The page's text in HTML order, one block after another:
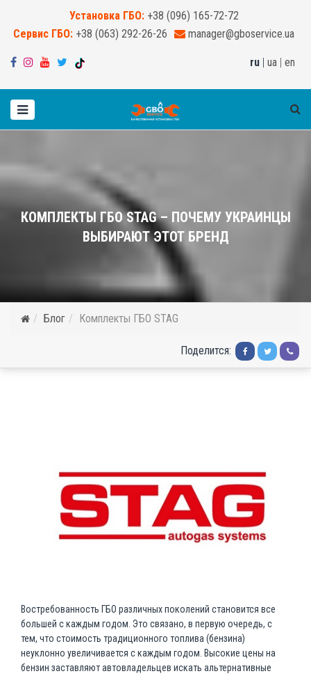
Установка ГБО: +38 (096) 165-72-72
Сервис ГБО: +38 (063) 292-26-26 manager@gboservice.ua
ru | ua | en
КОМПЛЕКТЫ ГБО STAG – ПОЧЕМУ УКРАИНЦЫ
ВЫБИРАЮТ ЭТОТ БРЕНД
Блог Комплекты ГБО STAG
Поделится:
Востребованность ГБО различных поколений становится все
большей с каждым годом. Это связано, в первую очередь, с
тем, что стоимость традиционного топлива (бензина)
неуклонно увеличивается с каждым годом. Высокие цены на
бензин заставляют автовладельцев искать альтернативные